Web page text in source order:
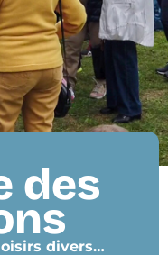
des
divers…